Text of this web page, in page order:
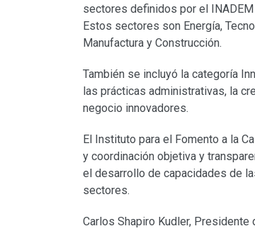
sectores definidos por el
Estos sectores son Energía,
Manufactura y Construcción.
También se incluyó la categoría
las prácticas administrativas, la
negocio innovadores.
El Instituto para el Fomento a la
y coordinación objetiva y
el desarrollo de capacidades de
sectores.
Carlos Shapiro Kudler,